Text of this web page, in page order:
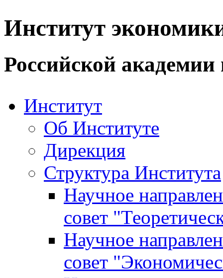
Институт
Российской академии
Институт
Об Институте
Дирекция
Структура Института
Научное
совет
Научное
совет